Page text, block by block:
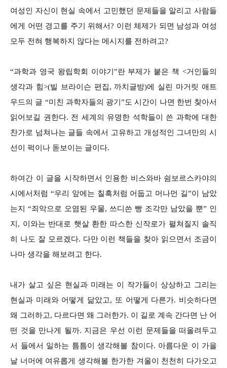
여성인 자신이 현실 속에서 고민했던 문제들을 알리고 사람들
에게 어떤 경고를 주기 위해서? 이런 체제가 되면 남성과 여성
모두 전혀 행복하지 않다는 메시지를 전하려고?
“과학과 영국 왕립학회 이야기”란 부제가 붙은 책 <거인들의
생각과 힘>(빌 브라이슨 편집, 까치글방)에 실린 마거릿 애트
우드의 글 “미친 과학자들의 광기”도 시간이 나면 한번 찾아서
읽어보길 권한다. 전 세계의 유명한 석학들이 쓴 과학에 대한
찬가로 넘쳐나는 글들 속에서 고유하고 개성적인 그녀만의 시
선이 퍽이나 돋보이는 글이다.
하여간 이 글을 시작하면서 인용한 비스와바 쉼보르스카야의
시에서처럼 “우리 앞에는 칠흑처럼 어둡고 머나먼 길”이 남았
는지 “죄악으로 오염된 우물, 쓰디쓴 빵 조각만 남았을 뿐” 인
지, 이와는 반대로 햇살 환한 따스한 신작로가 펼쳐질지 솔직
히 나도 잘 모르겠다. 다만 이런 책들을 찾아 읽으면서 조금이
나마 생각을 해보려고 한다.
내가 살고 싶은 현실과 미래는 이 작가들이 상상하고 그리는
현실과 미래와 어떻게 닮았고, 또 어떻게 다른가. 비슷하다면
왜 그러하고, 다르다면 왜 그러한가. 이 길로 계속 간다면 난 어
떤 것을 만나게 될까. 지금은 우선 이런 문제들을 떠올려두고
서 들에서 일하는 틈틈이 생각해볼 참이다. 아름다운 이 가을
날 너머에 여유롭게 생각해볼 한가한 겨울이 천천히 다가오고